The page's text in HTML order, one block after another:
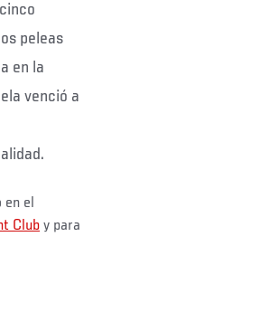
peleas
en la
venció a
en el
Club y para